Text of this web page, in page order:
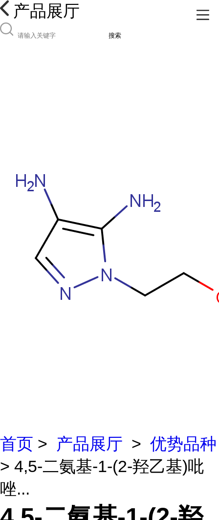
产品展厅
搜索
首页 > 产品展厅 > 优势品种
> 4,5-二氨基-1-(2-羟乙基)吡
唑...